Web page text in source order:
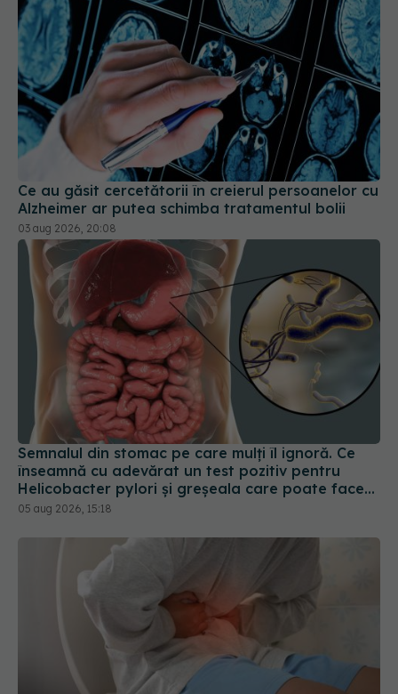
Ce au găsit cercetătorii în creierul persoanelor cu
Alzheimer ar putea schimba tratamentul bolii
03 aug 2026, 20:08
Semnalul din stomac pe care mulți îl ignoră. Ce
înseamnă cu adevărat un test pozitiv pentru
Helicobacter pylori și greșeala care poate face
tratamentul mult mai dificil
05 aug 2026, 15:18